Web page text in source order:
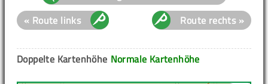
« Route links
Route rechts »
Normale Kartenhöhe
Doppelte Kartenhöhe